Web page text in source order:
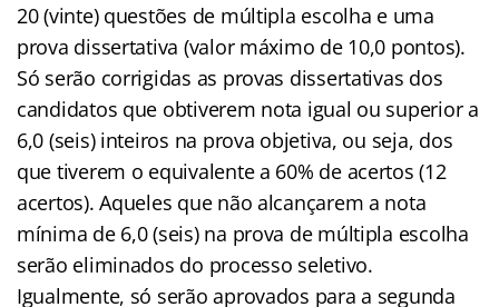
20 (vinte) questões de múltipla escolha e uma
prova dissertativa (valor máximo de 10,0 pontos).
Só serão corrigidas as provas dissertativas dos
candidatos que obtiverem nota igual ou superior a
6,0 (seis) inteiros na prova objetiva, ou seja, dos
que tiverem o equivalente a 60% de acertos (12
acertos). Aqueles que não alcançarem a nota
mínima de 6,0 (seis) na prova de múltipla escolha
serão eliminados do processo seletivo.
Igualmente, só serão aprovados para a segunda